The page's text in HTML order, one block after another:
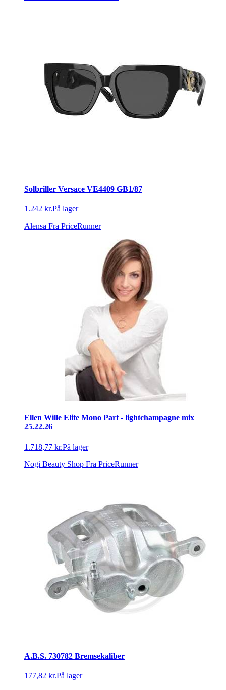
Solbriller Versace VE4409 GB1/87
1.242 kr.På lager
Alensa Fra PriceRunner
Ellen Wille Elite Mono Part - lightchampagne mix
25.22.26
1.718,77 kr.På lager
Nogi Beauty Shop Fra PriceRunner
A.B.S. 730782 Bremsekaliber
177,82 kr.På lager